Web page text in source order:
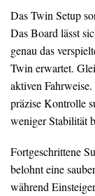
Das Twin Setup
Das Board lässt
genau das
Twin erwartet.
aktiven
präzise Kontrolle
weniger Stabilität
Fortgeschrittene
belohnt eine
während